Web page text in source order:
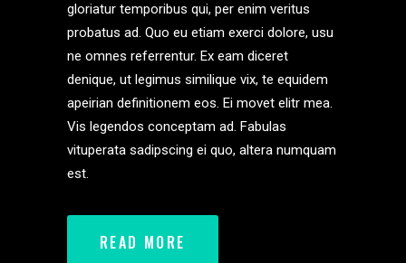
gloriatur temporibus qui, per enim veritus
probatus ad. Quo eu etiam exerci dolore, usu
ne omnes referrentur. Ex eam diceret
denique, ut legimus similique vix, te equidem
apeirian definitionem eos. Ei movet elitr mea.
Vis legendos conceptam ad. Fabulas
vituperata sadipscing ei quo, altera numquam
est.
READ MORE